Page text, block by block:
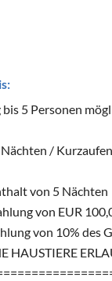
5 Personen
/
von 5 Nächten
von EUR
von 10% des
HAUSTIERE